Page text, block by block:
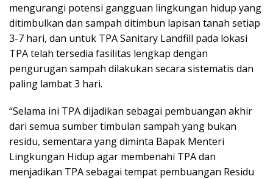
mengurangi potensi gangguan lingkungan hidup yang
ditimbulkan dan sampah ditimbun lapisan tanah setiap
3-7 hari, dan untuk TPA Sanitary Landfill pada lokasi
TPA telah tersedia fasilitas lengkap dengan
pengurugan sampah dilakukan secara sistematis dan
paling lambat 3 hari.
“Selama ini TPA dijadikan sebagai pembuangan akhir
dari semua sumber timbulan sampah yang bukan
residu, sementara yang diminta Bapak Menteri
Lingkungan Hidup agar membenahi TPA dan
menjadikan TPA sebagai tempat pembuangan Residu